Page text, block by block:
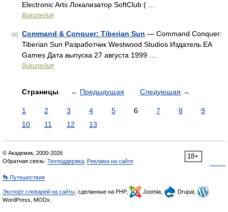
Electronic Arts Локализатор SoftClub ( …
Википедия
60 Command & Conquer: Tiberian Sun — Command Conquer:
Tiberian Sun Разработчик Westwood Studios Издатель EA
Games Дата выпуска 27 августа 1999 …
Википедия
Страницы ← Предыдущая Следующая →
1 2 3 4 5 6 7 8
9
10
11 12 13
18+
© Академик, 2000-2026
Обратная связь: Техподдержка Реклама на сайте
👣 Путешествия
Экспорт словарей на сайты , сделанные на PHP, Joomla,
Drupal,
WordPress, MODx.